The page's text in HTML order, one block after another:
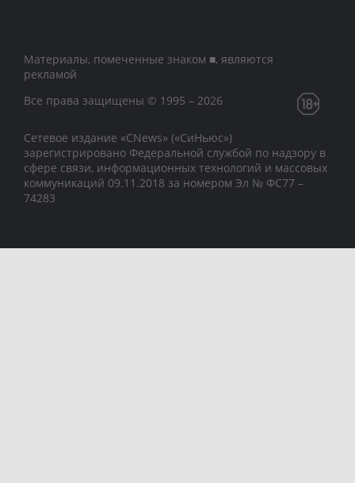
Материалы, помеченные знаком ■, являются
рекламой
Все права защищены © 1995 – 2026
Сетевое издание «CNews» («СиНьюс»)
зарегистрировано Федеральной службой по надзору в
сфере связи, информационных технологий и массовых
коммуникаций 09.11.2018 за номером Эл № ФС77 –
74283